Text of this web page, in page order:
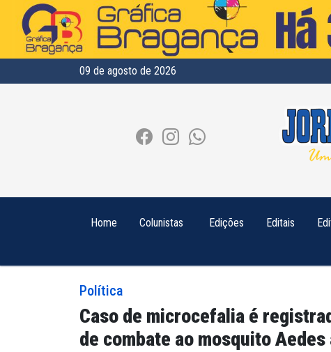
09 de agosto de 2026
Home Colunistas Edições Editais
Política
Caso de microcefalia é
de combate ao mosquito